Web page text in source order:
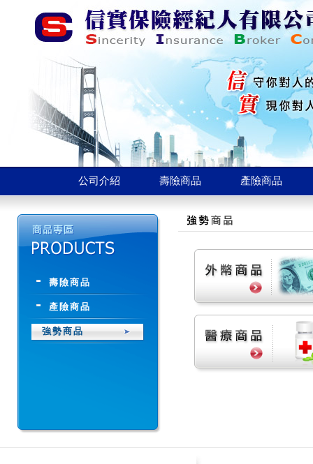
公司介紹 壽險商品 產險商品
壽險商品
產險商品
強勢商品